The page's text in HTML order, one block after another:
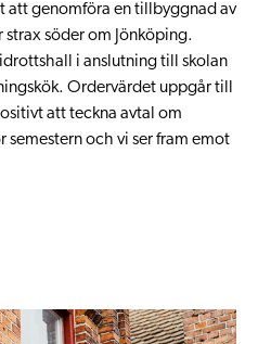
genomföra en tillbyggnad av
söder om Jönköping.
i anslutning till skolan
Ordervärdet uppgår till
att teckna avtal om
och vi ser fram emot